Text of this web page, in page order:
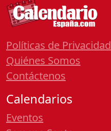
Políticas de Privacidad
Quiénes Somos
Contáctenos
Calendarios
Eventos